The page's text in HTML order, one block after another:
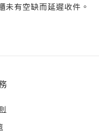
未有空缺而延遲收件。